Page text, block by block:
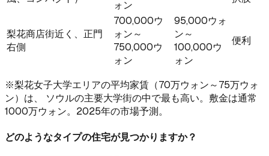
ォン
梨花商店街近く、正門
右側
700,000ウ
ォン～
750,000ウ
ォン
95,000ウォ
ン～
100,000ウ
ォン
便利
※梨花女子大学エリアの平均家賃（70万ウォン～75万ウォ
ン）は、 ソウルの主要大学街の中で最も高い。敷金は通常
1000万ウォン。2025年の市場予測。
どのようなタイプの住宅が見つかりますか？